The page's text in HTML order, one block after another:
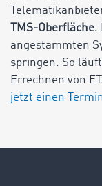
TMS-Oberfläche.
angestammten
springen. So
Errechnen von
jetzt einen